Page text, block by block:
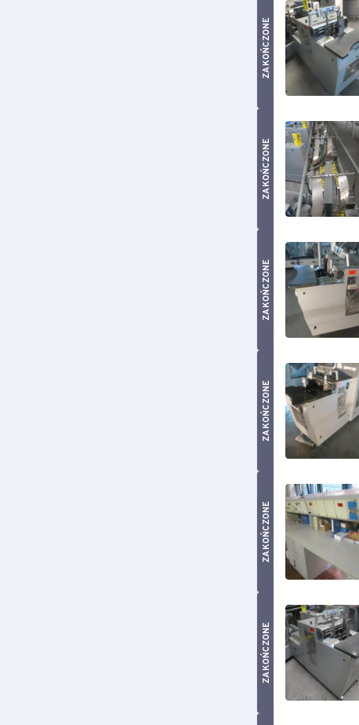
ZAKOŃCZONE
ZAKOŃCZONE
ZAKOŃCZONE
ZAKOŃCZONE
ZAKOŃCZONE
ZAKOŃCZONE